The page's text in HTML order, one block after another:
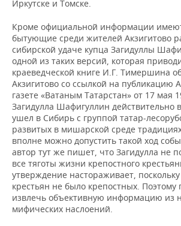
Иркутске и Томске.
Кроме официальной информации
бытующие среди жителей Акзигитово
сибирской удаче купца Загидуллы
одной из таких версий, которая
краеведческой книге И.Г. Тимершина
Акзигитово со ссылкой на публикацию
газете «Ватаным Татарстан» от 17 мая
Загидулла Шафигуллин действительно
ушел в Сибирь с группой татар-
развитых в мишарской среде
вполне можно допустить такой ход
автор тут же пишет, что Загидулла не
все тяготы жизни крепостного
утверждение настораживает,
крестьян не было крепостных. Поэтому
извлечь объективную информацию из
мифических наслоений.